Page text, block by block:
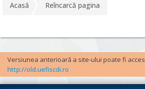
Acasă Reîncarcă pagina
Versiunea anterioară a site-ului poate fi
http://old.uefiscdi.ro